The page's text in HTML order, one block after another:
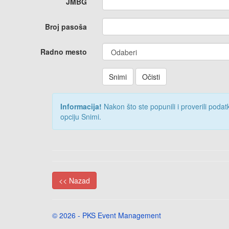
Broj pasoša
Radno mesto
Informacija! Nakon što ste popunili i proverili
opciju Snimi.
<< Nazad
© 2026 - PKS Event Management